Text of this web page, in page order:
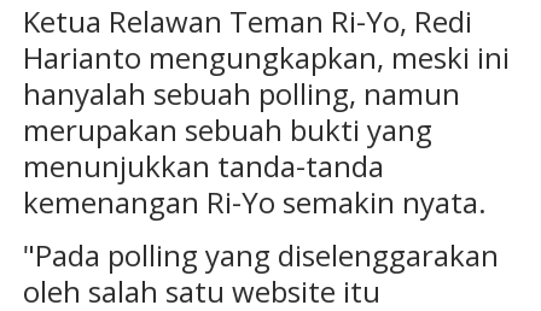
Ketua Relawan Teman Ri-Yo, Redi
Harianto mengungkapkan, meski ini
hanyalah sebuah polling, namun
merupakan sebuah bukti yang
menunjukkan tanda-tanda
kemenangan Ri-Yo semakin nyata.
"Pada polling yang diselenggarakan
oleh salah satu website itu